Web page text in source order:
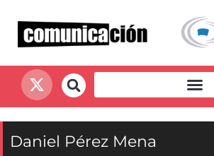
Daniel Pérez Mena